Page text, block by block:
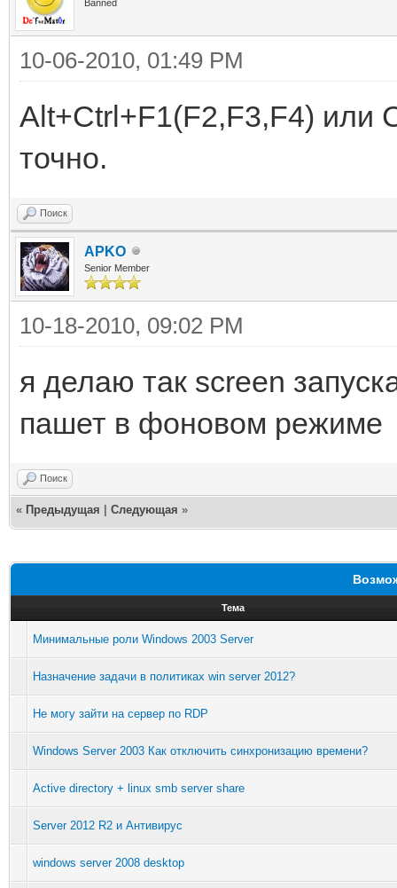
Banned
10-06-2010, 01:49 PM
Alt+Ctrl+F1(F2,F3,F4) или
точно.
Поиск
APKO
Senior Member
10-18-2010, 09:02 PM
я делаю так screen
пашет в фоновом режиме
Поиск
« Предыдущая Следующая »
Тема
Минимальные роли Windows 2003 Server
Назначение задачи в политиках win server 2012?
Не могу зайти на сервер по RDP
Windows Server 2003 Как отключить синхронизацию времени?
Active directory + linux smb server share
Server 2012 R2 и Антивирус
windows server 2008 desktop